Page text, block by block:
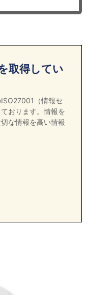
取得してい
（情報セ
おります。情報を
な情報を高い情報